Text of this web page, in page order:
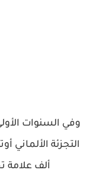
وفي السنوات
ألف علامة